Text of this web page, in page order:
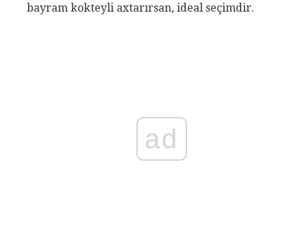
bayram kokteyli axtarırsan, ideal seçimdir.
ad